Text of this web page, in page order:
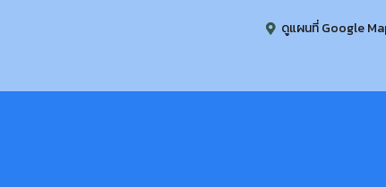
ดูแผนที่ Google